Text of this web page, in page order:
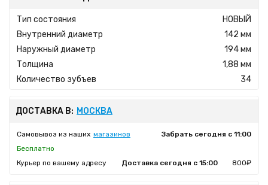
Тип состояния
НОВЫЙ
Внутренний диаметр
142 мм
Наружный диаметр
194 мм
Толщина
1,88 мм
Количество зубъев
34
ДОСТАВКА В: МОСКВА
Самовывоз из наших магазинов
Забрать сегодня с 11:00
Бесплатно
Курьер по вашему адресу
Доставка сегодня с 15:00 800₽